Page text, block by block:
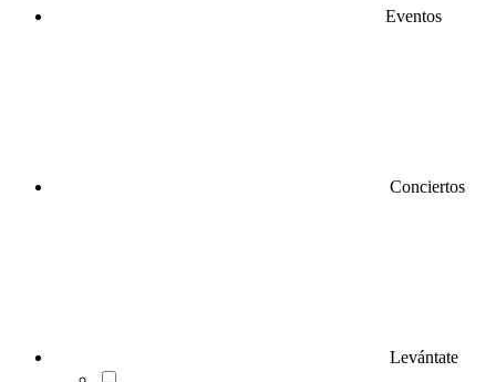
Eventos
Conciertos
Levántate